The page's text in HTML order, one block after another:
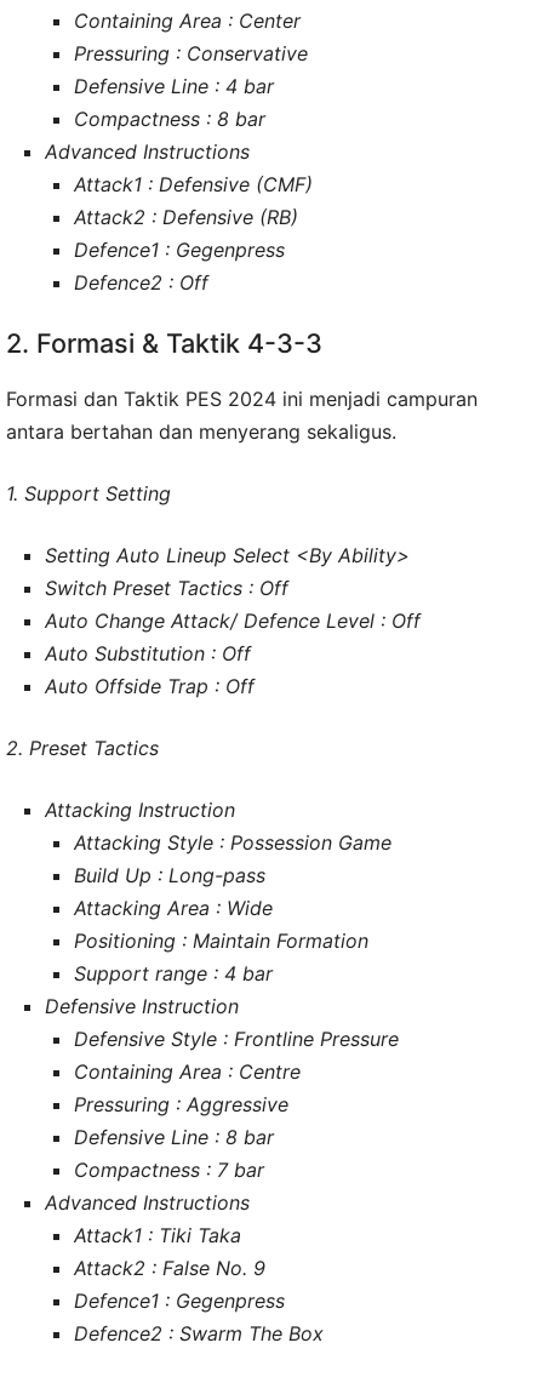
Containing Area : Center
Pressuring : Conservative
Defensive Line : 4 bar
Compactness : 8 bar
Advanced Instructions
Attack1 : Defensive (CMF)
Attack2 : Defensive (RB)
Defence1 : Gegenpress
Defence2 : Off
2. Formasi & Taktik 4-3-3
Formasi dan Taktik PES 2024 ini menjadi campuran
antara bertahan dan menyerang sekaligus.
1. Support Setting
Setting Auto Lineup Select <By Ability>
Switch Preset Tactics : Off
Auto Change Attack/ Defence Level : Off
Auto Substitution : Off
Auto Offside Trap : Off
2. Preset Tactics
Attacking Instruction
Attacking Style : Possession Game
Build Up : Long-pass
Attacking Area : Wide
Positioning : Maintain Formation
Support range : 4 bar
Defensive Instruction
Defensive Style : Frontline Pressure
Containing Area : Centre
Pressuring : Aggressive
Defensive Line : 8 bar
Compactness : 7 bar
Advanced Instructions
Attack1 : Tiki Taka
Attack2 : False No. 9
Defence1 : Gegenpress
Defence2 : Swarm The Box